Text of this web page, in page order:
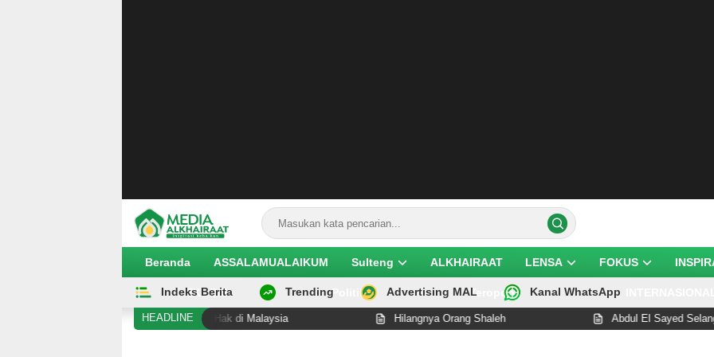
Beranda ASSALAMUALAIKUM Sulteng ALKHAIRAAT LENSA FOKUS
EKOBIS Politik Teropong
Indeks Berita Trending Advertising MAL Kanal WhatsApp
HEADLINE
Sigi Diduga Alami Pelanggaran Hak di Malaysia Hilangnya Orang Shaleh Abdul El Sayed Selangkah Lagi